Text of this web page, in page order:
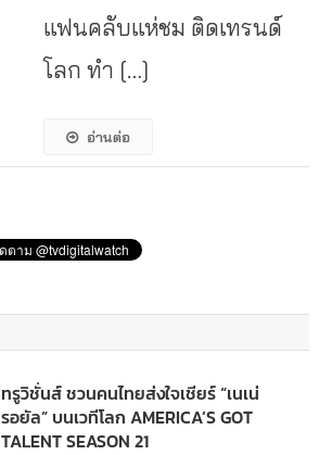
แฟนคลับแห่ชม ติดเทรนด์
โลก ทำ […]
อ่านต่อ
ทรูวิชั่นส์ ชวนคนไทยส่งใจเชียร์ “เนเน่
รอยัล” บนเวทีโลก AMERICA’S GOT
TALENT SEASON 21